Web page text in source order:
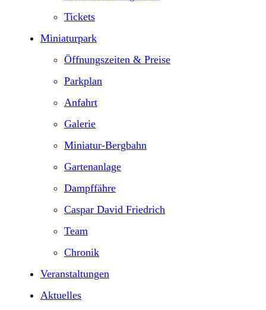
Tickets
Miniaturpark
Öffnungszeiten & Preise
Parkplan
Anfahrt
Galerie
Miniatur-Bergbahn
Gartenanlage
Dampffähre
Caspar David Friedrich
Team
Chronik
Veranstaltungen
Aktuelles